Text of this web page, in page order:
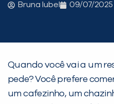
Bruna Iubel 09/07/2025
Quando você vai a um
pede? Você prefere
um cafezinho, um